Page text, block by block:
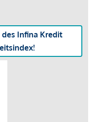
Infina Kredit